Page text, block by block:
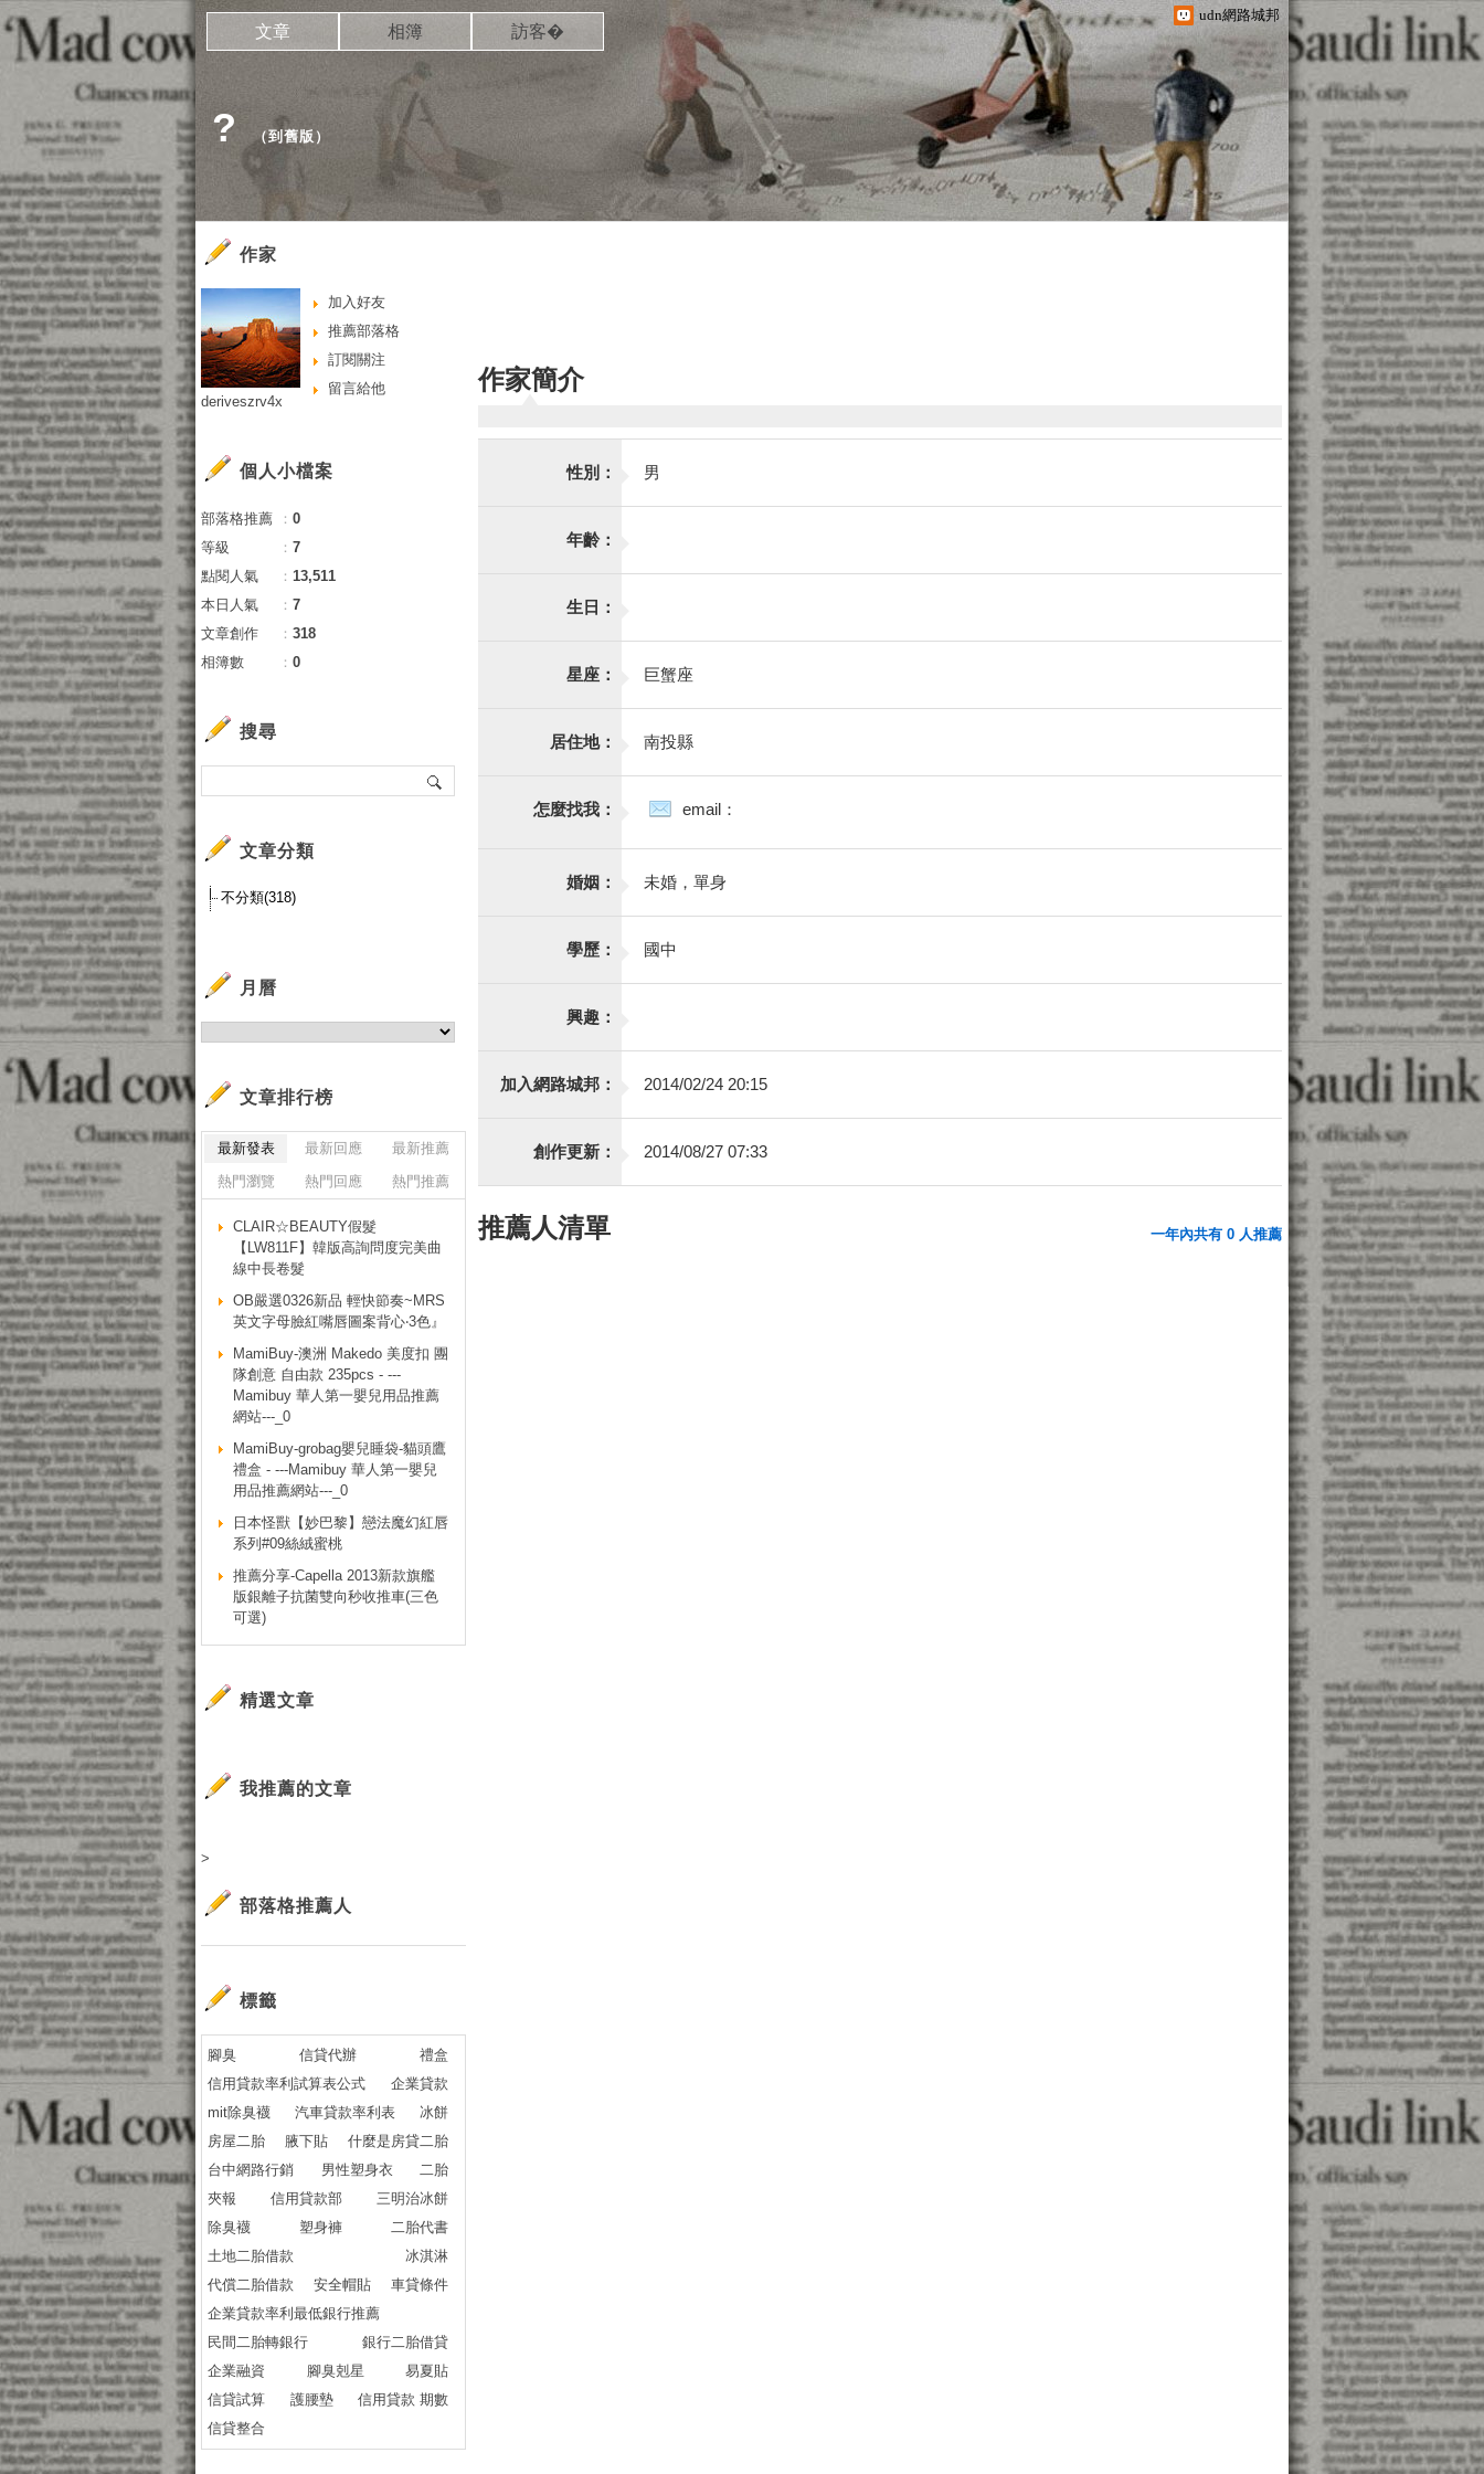
udn網路城邦
? （到舊版 ）
文章 相簿 訪客�
作家簡介
性別： 男
年齡：
生日：
星座： 巨蟹座
居住地： 南投縣
怎麼找我： email：
婚姻： 未婚，單身
學歷： 國中
興趣：
加入網路城邦： 2014/02/24 20:15
創作更新： 2014/08/27 07:33
推薦人清單 一年內共有 0 人推薦
作家
加入好友
推薦部落格
訂閱關注
留言給他
deriveszrv4x
個人小檔案
部落格推薦 ： 0
等級
： 7
點閱人氣
： 13,511
本日人氣
： 7
文章創作
： 318
相簿數
： 0
搜尋
文章分類
不分類(318)
月曆
文章排行榜
最新發表 最新回應
最新推薦
熱門瀏覽
熱門回應 熱門推薦
CLAIR☆BEAUTY假髮
【LW811F】韓版高詢問度完美曲
線中長卷髮
OB嚴選0326新品 輕快節奏~MRS
英文字母臉紅嘴唇圖案背心‧3色』
MamiBuy-澳洲 Makedo 美度扣 團
隊創意 自由款 235pcs - ---
Mamibuy 華人第一嬰兒用品推薦
網站---_0
MamiBuy-grobag嬰兒睡袋-貓頭鷹
禮盒 - ---Mamibuy 華人第一嬰兒
用品推薦網站---_0
日本怪獸【妙巴黎】戀法魔幻紅唇
系列#09絲絨蜜桃
推薦分享-Capella 2013新款旗艦
版銀離子抗菌雙向秒收推車(三色
可選)
精選文章
我推薦的文章
>
部落格推薦人
標籤
腳臭 信貸代辦
禮盒
信用貸款率利試算表公式
企業貸款
mit除臭襪
汽車貸款率利表
冰餅
房屋二胎
腋下貼
什麼是房貸二胎
台中網路行銷
男性塑身衣
二胎
夾報
信用貸款部
三明治冰餅
除臭襪
塑身褲
二胎代書
土地二胎借款
冰淇淋
代償二胎借款
安全帽貼
車貸條件
企業貸款率利最低銀行推薦
民間二胎轉銀行
銀行二胎借貸
企業融資
腳臭剋星
易夏貼
信貸試算
護腰墊
信用貸款 期數
信貸整合